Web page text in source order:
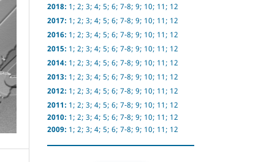
2018: 1; 2; 3; 4; 5; 6; 7-8; 9; 10; 11; 12
2017: 1; 2; 3; 4; 5; 6; 7-8; 9; 10; 11; 12
2016: 1; 2; 3; 4; 5; 6; 7-8; 9; 10; 11; 12
2015: 1; 2; 3; 4; 5; 6; 7-8; 9; 10; 11; 12
2014: 1; 2; 3; 4; 5; 6; 7-8; 9; 10; 11; 12
2013: 1; 2; 3; 4; 5; 6; 7-8; 9; 10; 11; 12
2012: 1; 2; 3; 4; 5; 6; 7-8; 9; 10; 11; 12
2011: 1; 2; 3; 4; 5; 6; 7-8; 9; 10; 11; 12
2010: 1; 2; 3; 4; 5; 6; 7-8; 9; 10; 11; 12
2009: 1; 2; 3; 4; 5; 6; 7-8; 9; 10; 11; 12